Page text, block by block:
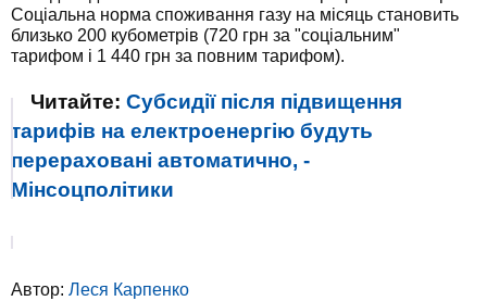
Соціальна норма споживання газу на місяць становить
близько 200 кубометрів (720 грн за "соціальним"
тарифом і 1 440 грн за повним тарифом).
Читайте: Субсидії після підвищення
тарифів на електроенергію будуть
перераховані автоматично, -
Мінсоцполітики
Автор: Леся Карпенко